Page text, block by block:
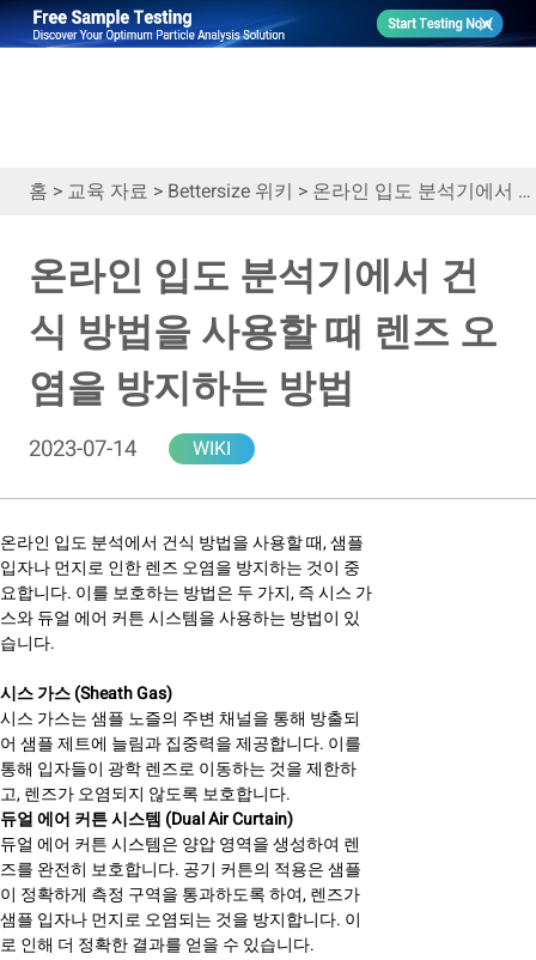
홈 > 교육 자료 > Bettersize 위키 > 온라인 입도 분석기에서 건식 방법을 사용할 때 렌즈 오염을 방지하는 방법
온라인 입도 분석기에서 건
식 방법을 사용할 때 렌즈 오
염을 방지하는 방법
2023-07-14 WIKI
온라인 입도 분석에서 건식 방법을 사용할 때, 샘플
입자나 먼지로 인한 렌즈 오염을 방지하는 것이 중
요합니다. 이를 보호하는 방법은 두 가지, 즉 시스 가
스와 듀얼 에어 커튼 시스템을 사용하는 방법이 있
습니다.
시스 가스 (Sheath Gas)
시스 가스는 샘플 노즐의 주변 채널을 통해 방출되
어 샘플 제트에 늘림과 집중력을 제공합니다. 이를
통해 입자들이 광학 렌즈로 이동하는 것을 제한하
고, 렌즈가 오염되지 않도록 보호합니다.
듀얼 에어 커튼 시스템 (Dual Air Curtain)
듀얼 에어 커튼 시스템은 양압 영역을 생성하여 렌
즈를 완전히 보호합니다. 공기 커튼의 적용은 샘플
이 정확하게 측정 구역을 통과하도록 하여, 렌즈가
샘플 입자나 먼지로 오염되는 것을 방지합니다. 이
로 인해 더 정확한 결과를 얻을 수 있습니다.